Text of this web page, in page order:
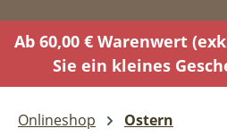
Ab 60,00 € Warenwert
Sie ein kleines
Onlineshop Ostern